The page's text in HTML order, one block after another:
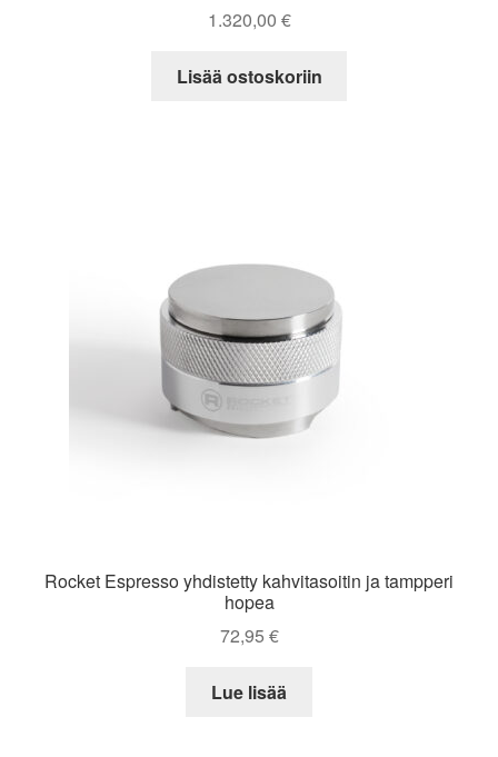
1.320,00 €
Lisää ostoskoriin
Rocket Espresso yhdistetty kahvitasoitin ja tampperi
hopea
72,95 €
Lue lisää